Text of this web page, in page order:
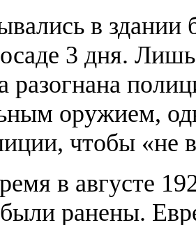
в здании
3 дня.
разогнана
оружием,
чтобы «не
в августе
ранены.